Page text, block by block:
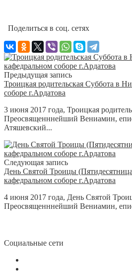
Поделиться в соц. сетях
Предыдущая запись
Троицкая родительская Суббота в
соборе г.Ардатова
3 июня 2017 года, Троицкая
Преосвященннейший Вениамин,
Атяшевский...
Следующая запись
День Святой Троицы
кафедральном соборе г.Ардатова
4 июня 2017 года, День Святой
Преосвященннейший Вениамин,
Социальные сети